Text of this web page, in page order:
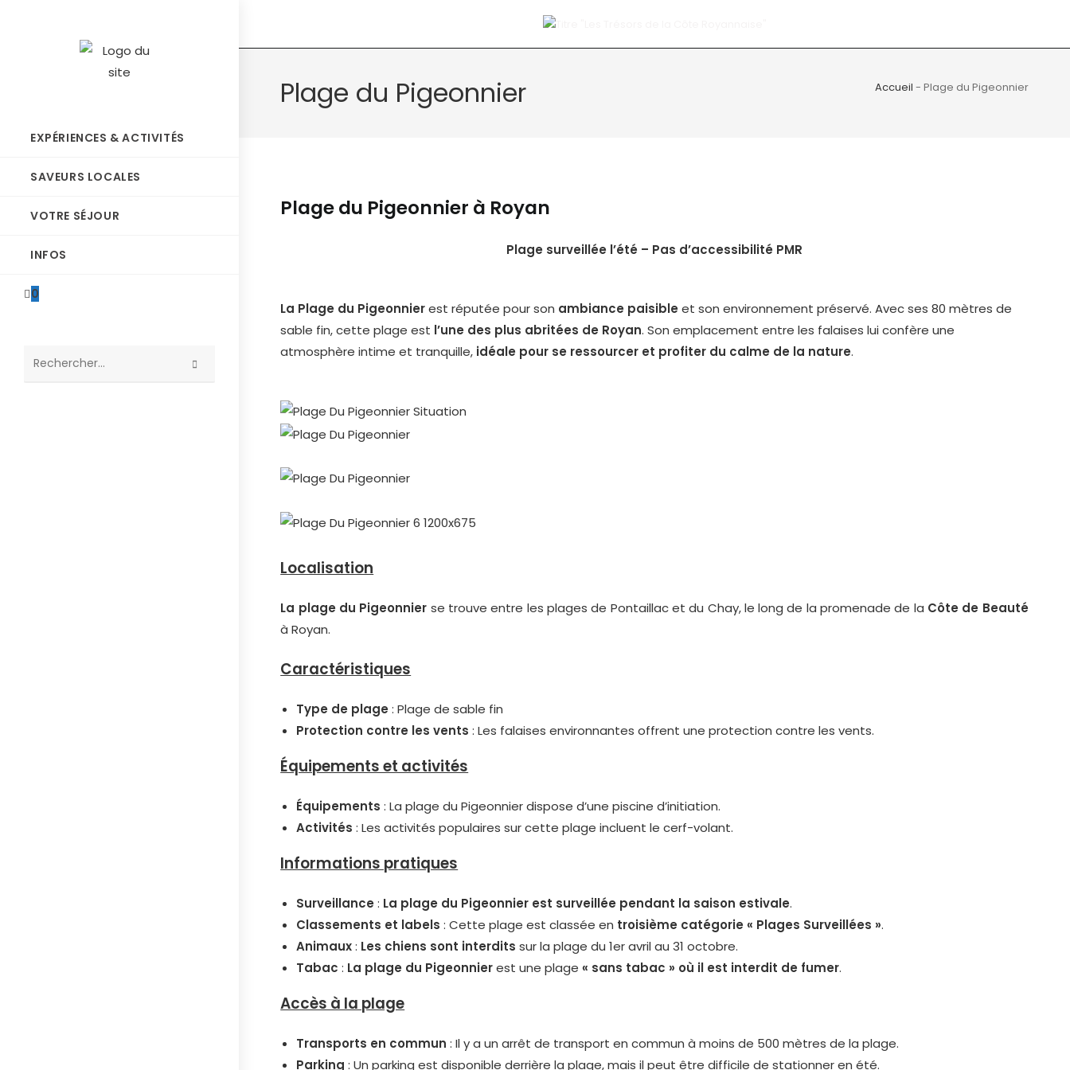
EXPÉRIENCES & ACTIVITÉS
SAVEURS LOCALES
VOTRE SÉJOUR
INFOS
0
Plage du Pigeonnier Accueil - Plage du Pigeonnier
Plage du Pigeonnier à Royan
Plage surveillée l’été – Pas d’accessibilité PMR
La Plage du Pigeonnierest réputée pour son ambiance paisible et son environnement préservé. Avec ses 80 mètres de
sable fin, cette plage est l’une des plus abritées de Royan. Son emplacement entre les falaises lui confère une
atmosphère intime et tranquille, idéale pour se ressourcer et profiter du calme de la nature.
Localisation
La plage du Pigeonnier se trouve entre les plages de Pontaillac et du Chay, le long de la promenade de la Côte de Beauté
à Royan.
Caractéristiques
Type de plage : Plage de sable fin
Protection contre les vents : Les falaises environnantes offrent une protection contre les vents.
Équipements et activités
Équipements : La plage du Pigeonnier dispose d’une piscine d’initiation.
Activités : Les activités populaires sur cette plage incluent le cerf-volant.
Informations pratiques
Surveillance : La plage du Pigeonnier est surveillée pendant la saison estivale.
Classements et labels : Cette plage est classée en troisième catégorie « Plages Surveillées ».
Animaux: Les chiens sont interdits sur la plage du 1er avril au 31 octobre.
Tabac : La plage du Pigeonnierest une plage« sans tabac » où il est interdit de fumer.
Accès à la plage
Transports en commun : Il y a un arrêt de transport en commun à moins de 500 mètres de la plage.
Parking : Un parking est disponible derrière la plage, mais il peut être difficile de stationner en été.